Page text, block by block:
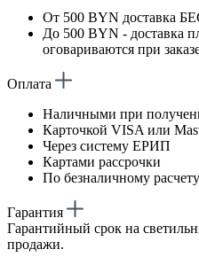
От 500 BYN доставка
До 500 BYN - доставка
оговариваются при
Оплата
Наличными при
Карточкой VISA или
Через систему ЕРИП
Картами рассрочки
По безналичному расчету
Гарантия
Гарантийный срок на
продажи.